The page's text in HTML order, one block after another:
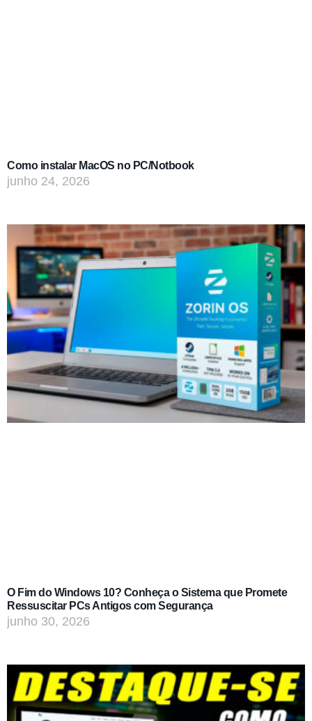
Como instalar MacOS no PC/Notbook
junho 24, 2026
O Fim do Windows 10? Conheça o Sistema que Promete
Ressuscitar PCs Antigos com Segurança
junho 30, 2026